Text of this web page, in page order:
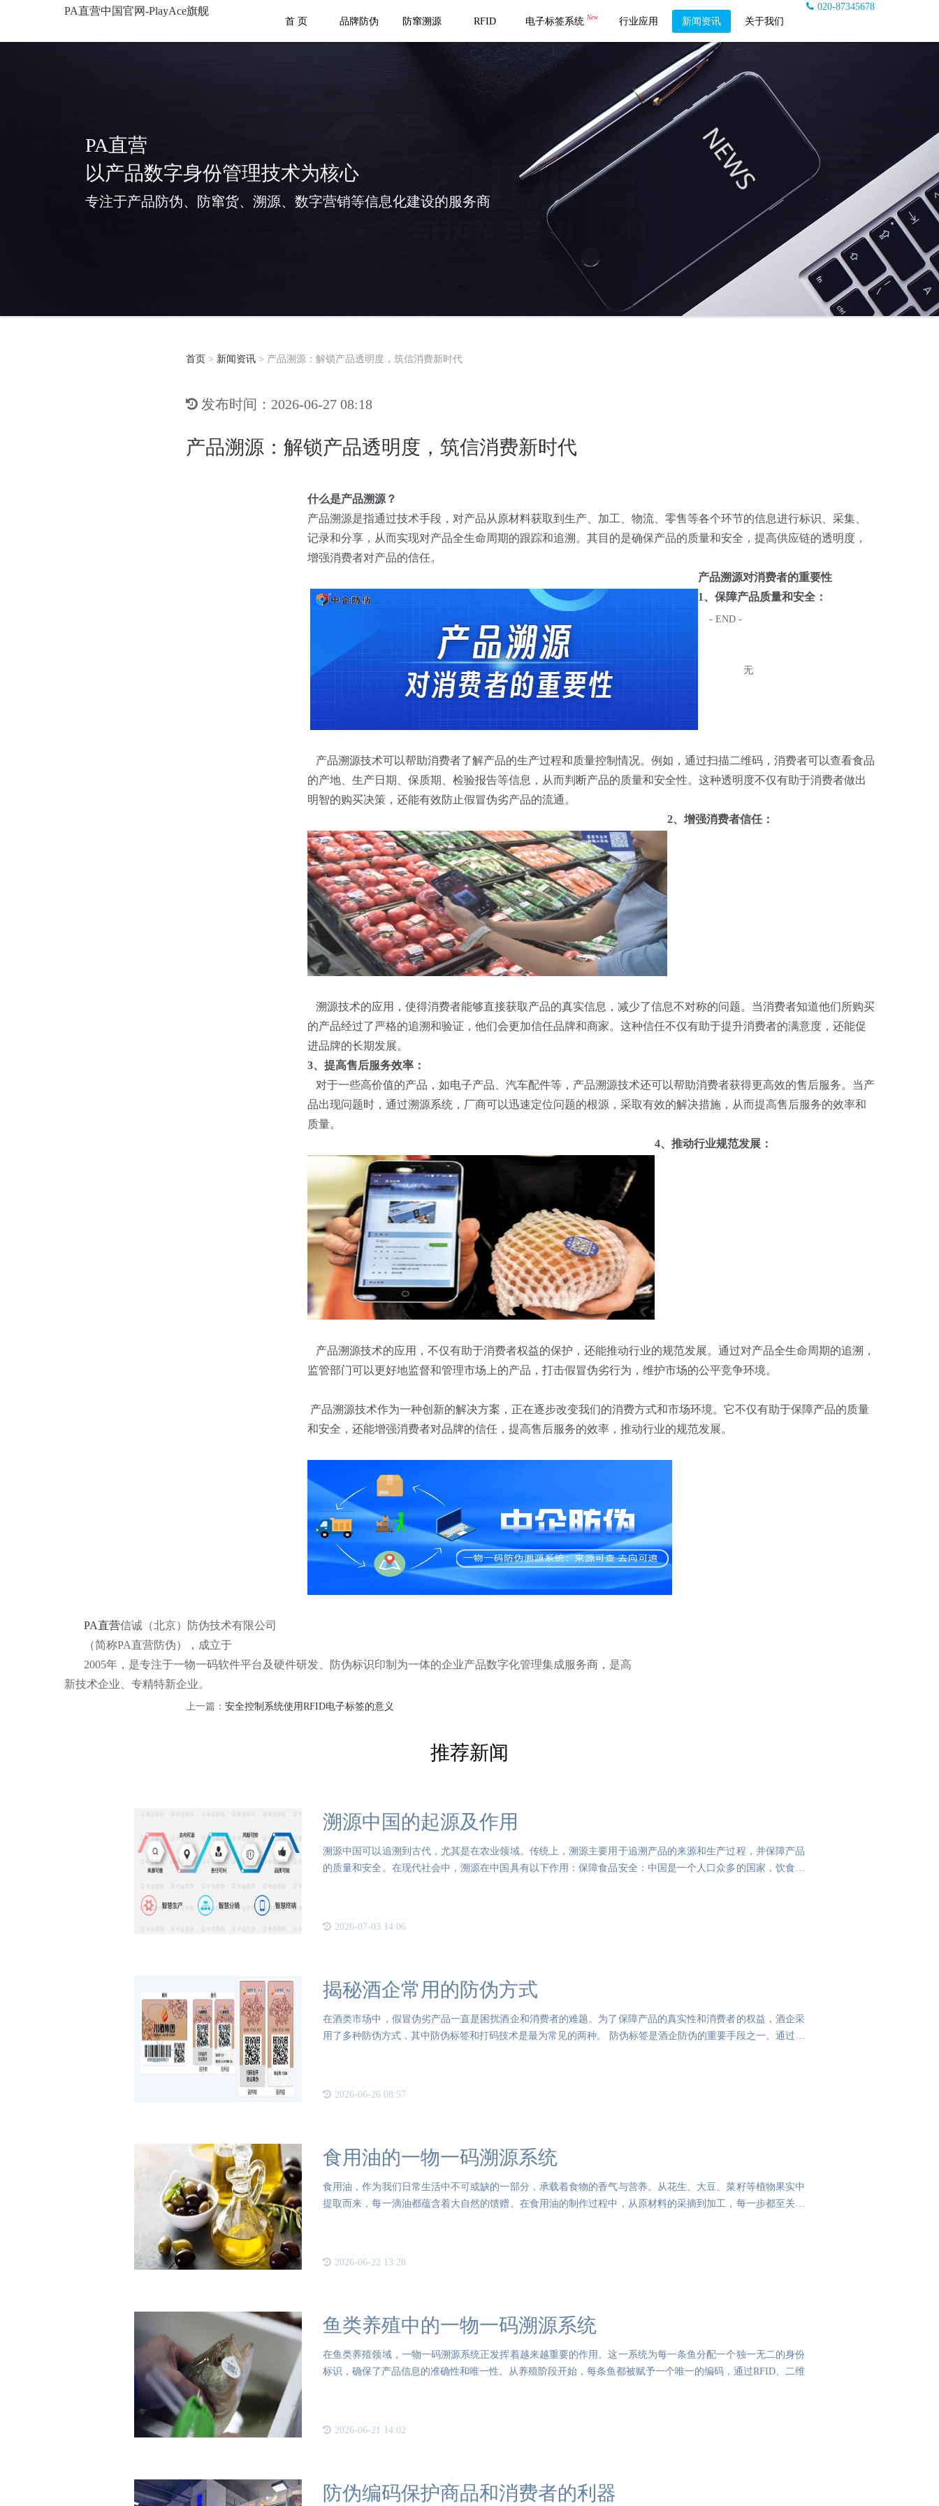
PA直营中国官网-PlayAce旗舰
020-87345678
首 页
品牌防伪 防窜溯源 RFID 电子标签系统 New 行业应用 新闻资讯 关于我们
PA直营
以产品数字身份管理技术为核心
专注于产品防伪、防窜货、溯源、数字营销等信息化建设的服务商
首页 > 新闻资讯 > 产品溯源：解锁产品透明度，筑信消费新时代
发布时间：2026-06-27 08:18
产品溯源：解锁产品透明度，筑信消费新时代
什么是产品溯源？
产品溯源是指通过技术手段，对产品从原材料获取到生产、加工、物流、零售等各个环节的信息进行标识、采集、
记录和分享，从而实现对产品全生命周期的跟踪和追溯。其目的是确保产品的质量和安全，提高供应链的透明度，
增强消费者对产品的信任。
产品溯源对消费者的重要性
1、保障产品质量和安全：
产品溯源技术可以帮助消费者了解产品的生产过程和质量控制情况。例如，通过扫描二维码，消费者可以查看食品
的产地、生产日期、保质期、检验报告等信息，从而判断产品的质量和安全性。这种透明度不仅有助于消费者做出
明智的购买决策，还能有效防止假冒伪劣产品的流通。
2、增强消费者信任：
溯源技术的应用，使得消费者能够直接获取产品的真实信息，减少了信息不对称的问题。当消费者知道他们所购买
的产品经过了严格的追溯和验证，他们会更加信任品牌和商家。这种信任不仅有助于提升消费者的满意度，还能促
进品牌的长期发展。
3、提高售后服务效率：
对于一些高价值的产品，如电子产品、汽车配件等，产品溯源技术还可以帮助消费者获得更高效的售后服务。当产
品出现问题时，通过溯源系统，厂商可以迅速定位问题的根源，采取有效的解决措施，从而提高售后服务的效率和
质量。
4、推动行业规范发展：
产品溯源技术的应用，不仅有助于消费者权益的保护，还能推动行业的规范发展。通过对产品全生命周期的追溯，
监管部门可以更好地监督和管理市场上的产品，打击假冒伪劣行为，维护市场的公平竞争环境。
产品溯源技术作为一种创新的解决方案，正在逐步改变我们的消费方式和市场环境。它不仅有助于保障产品的质量
和安全，还能增强消费者对品牌的信任，提高售后服务的效率，推动行业的规范发展。
PA直营信诚（北京）防伪技术有限公司
（简称PA直营防伪），成立于
2005年，是专注于一物一码软件平台及硬件研发、防伪标识印制为一体的企业产品数字化管理集成服务商，是高
新技术企业、专精特新企业。
- END -
上一篇： 安全控制系统使用RFID电子标签的意义
无
推荐新闻
溯源中国的起源及作用
溯源中国可以追溯到古代，尤其是在农业领域。传统上，溯源主要用于追溯产品的来源和生产过程，并保障产品
的质量和安全。在现代社会中，溯源在中国具有以下作用：保障食品安全：中国是一个人口众多的国家，饮食安
2026-07-03 14:06
揭秘酒企常用的防伪方式
在酒类市场中，假冒伪劣产品一直是困扰酒企和消费者的难题。为了保障产品的真实性和消费者的权益，酒企采
用了多种防伪方式，其中防伪标签和打码技术是最为常见的两种。 防伪标签是酒企防伪的重要手段之一。通过在
2026-06-26 08:57
食用油的一物一码溯源系统
食用油，作为我们日常生活中不可或缺的一部分，承载着食物的香气与营养。从花生、大豆、菜籽等植物果实中
提取而来，每一滴油都蕴含着大自然的馈赠。在食用油的制作过程中，从原材料的采摘到加工，每一步都至关重
2026-06-22 13:28
鱼类养殖中的一物一码溯源系统
在鱼类养殖领域，一物一码溯源系统正发挥着越来越重要的作用。这一系统为每一条鱼分配一个独一无二的身份
标识，确保了产品信息的准确性和唯一性。从养殖阶段开始，每条鱼都被赋予一个唯一的编码，通过RFID、二维
2026-06-21 14:02
防伪编码保护商品和消费者的利器